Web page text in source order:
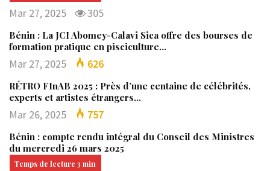
Mar 27, 2025 305
Bénin : La JCI Abomey-Calavi Sica offre des bourses de
formation pratique en pisciculture…
Mar 27, 2025 626
RÉTRO FInAB 2025 : Près d’une centaine de célébrités,
experts et artistes étrangers…
Mar 26, 2025 757
Bénin : compte rendu intégral du Conseil des Ministres
du mercredi 26 mars 2025